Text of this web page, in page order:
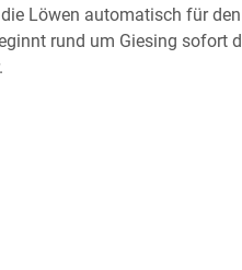
Löwen automatisch für
rund um Giesing sofort